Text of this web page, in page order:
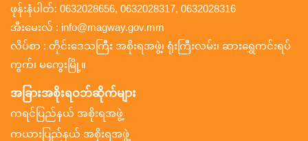
ဖုန်းနံပါတ်: 0632028656, 0632028317, 0632028316
အီးမေးလ် : info@magway.gov.mm
လိပ်စာ : တိုင်းဒေသကြီး အစိုးရအဖွဲ့၊ ရုံးကြီးလမ်း၊ ဆားရွှေကင်းရပ်
ကွက်၊ မကွေးမြို့။
အခြားအစိုးရဝဘ်ဆိုက်များ
ကရင်ပြည်နယ် အစိုးရအဖွဲ့
ကယားပြည်နယ် အစိုးရအဖွဲ့